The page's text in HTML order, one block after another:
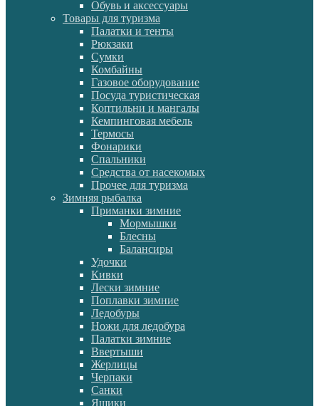
Обувь и аксессуары
Товары для туризма
Палатки и тенты
Рюкзаки
Сумки
Комбайны
Газовое оборудование
Посуда туристическая
Коптильни и мангалы
Кемпинговая мебель
Термосы
Фонарики
Спальники
Средства от насекомых
Прочее для туризма
Зимняя рыбалка
Приманки зимние
Мормышки
Блесны
Балансиры
Удочки
Кивки
Лески зимние
Поплавки зимние
Ледобуры
Ножи для ледобура
Палатки зимние
Ввертыши
Жерлицы
Черпаки
Санки
Ящики